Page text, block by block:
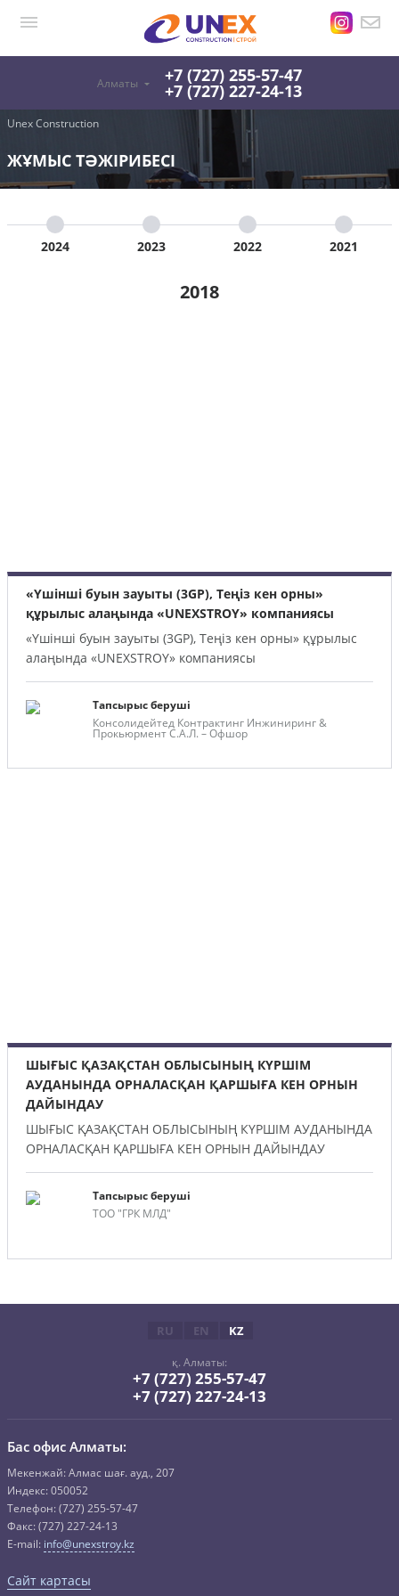
Алматы +7 (727) 255-57-47
+7 (727) 227-24-13
Unex Construction
ЖҰМЫС ТӘЖІРИБЕСІ
2024 2023 2022 2021
2018
«Үшінші буын зауыты (3GP), Теңіз кен орны»
құрылыс алаңында «UNEXSTROY» компаниясы
«Үшінші буын зауыты (3GP), Теңіз кен орны» құрылыс
алаңында «UNEXSTROY» компаниясы
Тапсырыс беруші
Консолидейтед Контрактинг Инжиниринг &
Прокьюрмент С.А.Л. – Офшор
ШЫҒЫС ҚАЗАҚСТАН ОБЛЫСЫНЫҢ КҮРШІМ
АУДАНЫНДА ОРНАЛАСҚАН ҚАРШЫҒА КЕН ОРНЫН
ДАЙЫНДАУ
ШЫҒЫС ҚАЗАҚСТАН ОБЛЫСЫНЫҢ КҮРШІМ АУДАНЫНДА
ОРНАЛАСҚАН ҚАРШЫҒА КЕН ОРНЫН ДАЙЫНДАУ
Тапсырыс беруші
ТОО "ГРК МЛД"
RU EN KZ
қ. Алматы:
+7 (727) 255-57-47
+7 (727) 227-24-13
Бас офис Алматы:
Mекенжай: Алмас шағ. ауд., 207
Индекс: 050052
Телефон: (727) 255-57-47
Факс: (727) 227-24-13
E-mail: info@unexstroy.kz
Сайт картасы